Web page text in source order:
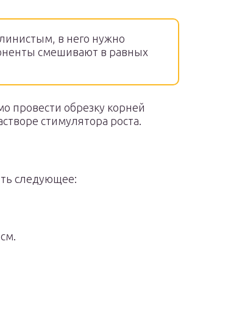
в него нужно
смешивают в равных
провести обрезку корней
стимулятора роста.
следующее: